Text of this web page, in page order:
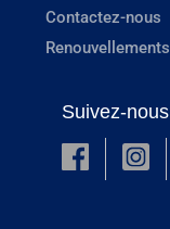
Contactez-nous
Renouvellements
Suivez-nous